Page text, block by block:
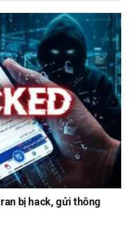
bị hack, gửi thông